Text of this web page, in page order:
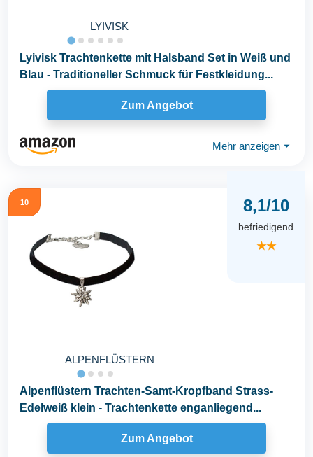
LYIVISK
Lyivisk Trachtenkette mit Halsband Set in Weiß und
Blau - Traditioneller Schmuck für Festkleidung...
Zum Angebot
Mehr anzeigen ⏷
10
ALPENFLÜSTERN
8,1/10
befriedigend
★★
Alpenflüstern Trachten-Samt-Kropfband Strass-
Edelweiß klein - Trachtenkette enganliegend...
Zum Angebot